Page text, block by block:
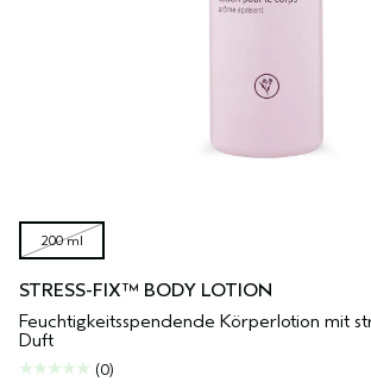
200 ml
STRESS-FIX™ BODY LOTION
Feuchtigkeitsspendende Körperlotion mit
Duft
(0)